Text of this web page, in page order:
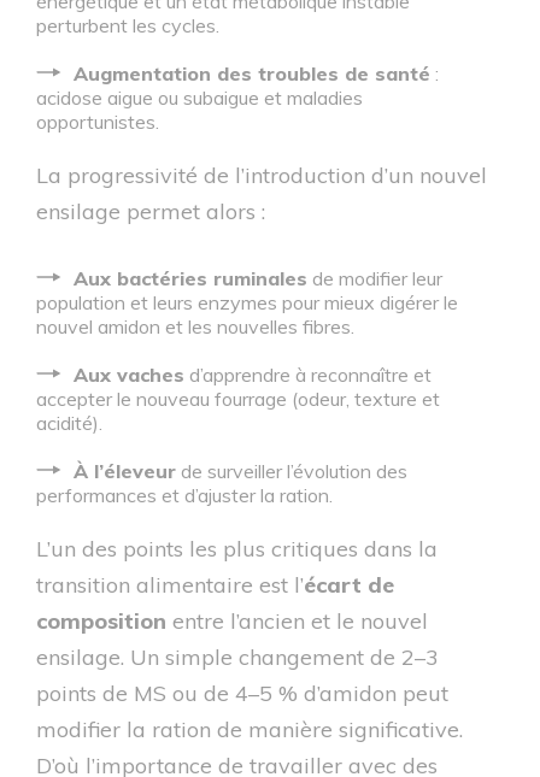
perturbent les cycles.
Augmentation des troubles de santé :
acidose aigue ou subaigue et maladies
opportunistes.
La progressivité de l’introduction d’un nouvel
ensilage permet alors :
Aux bactéries ruminales de modifier leur
population et leurs enzymes pour mieux digérer le
nouvel amidon et les nouvelles fibres.
Aux vaches d’apprendre à reconnaître et
accepter le nouveau fourrage (odeur, texture et
acidité).
À l’éleveur de surveiller l’évolution des
performances et d’ajuster la ration.
L’un des points les plus critiques dans la
transition alimentaire est l’écart de
composition entre l’ancien et le nouvel
ensilage. Un simple changement de 2–3
points de MS ou de 4–5 % d’amidon peut
modifier la ration de manière significative.
D’où l’importance de travailler avec des